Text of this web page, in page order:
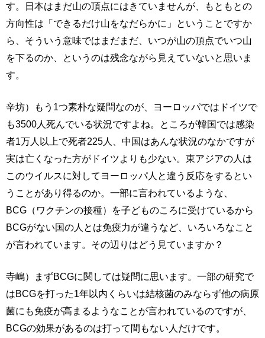
す。日本はまだ山の頂点にはきていませんが、もともとの
方向性は「できるだけ山をなだらかに」ということですか
ら、そういう意味ではまだまだ、いつが山の頂点でいつ山
を下るのか、というのは残念ながら見えていないと思いま
す。
辛坊）もう1つ素朴な疑問なのが、ヨーロッパではドイツで
も3500人死んでいる状況ですよね。ところが韓国では感染
者1万人以上で死者225人、中国はあんな状況のなかですが
実は亡くなった方がドイツよりも少ない。東アジアの人は
このウイルスに対してヨーロッパ人と違う反応をするとい
うことがあり得るのか。一部に言われているような、
BCG（ワクチンの接種）を子どものころに受けているから
BCGがない国の人とは免疫力が違うなど、いろいろなこと
が言われています。その辺りはどう見ていますか？
寺嶋）まずBCGに関しては疑問に思います。一部の研究で
はBCGを打った1年以内くらいは結核菌のみならず他の病原
菌にも免疫が高まるようなことが言われているのですが、
BCGの効果があるのは打って間もない人だけです。